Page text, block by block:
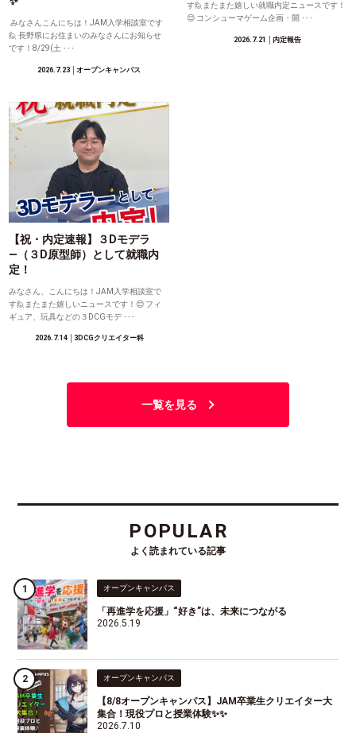
みなさんこんにちは！JAM入学相談室です
🙋 長野県にお住まいのみなさんにお知らせ
です！8/29(土 ･･･
2026.7.23 │オープンキャンパス
す🙋またまた嬉しい就職内定ニュースです！
😊 コンシューマゲーム企画・開 ･･･
2026.7.21 │内定報告
【祝・内定速報】３Dモデラ
―（３D原型師）として就職内
定！
みなさん、こんにちは！JAM入学相談室で
す🙋またまた嬉しいニュースです！😊 フィ
ギュア、玩具などの３DCGモデ ･･･
2026.7.14│3DCGクリエイター科
一覧を見る
POPULAR
よく読まれている記事
オープンキャンパス
「再進学を応援」“好き”は、未来につながる
2026.5.19
オープンキャンパス
【8/8オープンキャンパス】JAM卒業生クリエイター大
集合！現役プロと授業体験✨✨
2026.7.10